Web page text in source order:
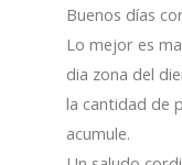
Buenos días
Lo mejor es
dia zona del
la cantidad de
acumule.